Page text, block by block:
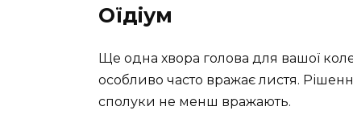
Оїдіум
Ще одна хвора голова для вашої
особливо часто вражає листя.
сполуки не менш вражають.